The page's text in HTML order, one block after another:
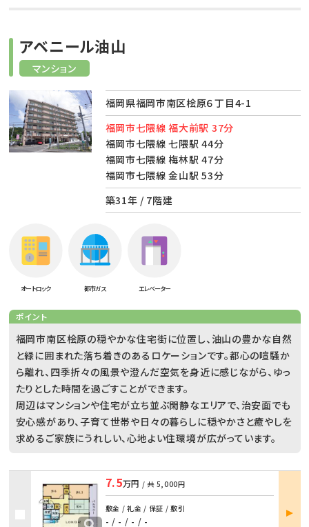
マンション
アベニール油山
福岡県福岡市南区桧原６丁目4-1
福岡市七隈線 福大前駅 37分
福岡市七隈線 七隈駅 44分
福岡市七隈線 梅林駅 47分
福岡市七隈線 金山駅 53分
築31年 / 7階建
オートロック 都市ガス エレベーター
ポイント
福岡市南区桧原の穏やかな住宅街に位置し、油山の豊かな自然
と緑に囲まれた落ち着きのあるロケーションです。都心の喧騒か
ら離れ、四季折々の風景や澄んだ空気を身近に感じながら、ゆっ
たりとした時間を過ごすことができます。
周辺はマンションや住宅が立ち並ぶ閑静なエリアで、治安面でも
安心感があり、子育て世帯や日々の暮らしに穏やかさと癒やしを
求めるご家族にうれしい、心地よい住環境が広がっています。
7.5万円 / 共 5,000円
敷金 / 礼金 / 保証 / 敷引
- / - / - / -
部屋
詳細